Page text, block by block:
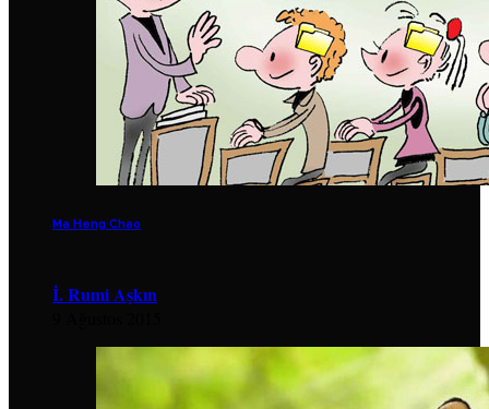
Ma Heng Chao
İ. Rumi Aşkın